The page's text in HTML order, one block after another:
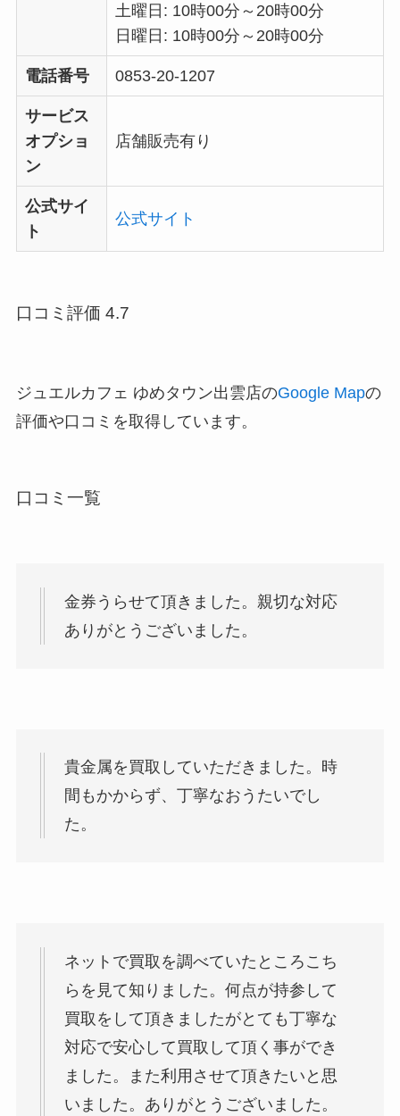
土曜日: 10時00分～20時00分
日曜日: 10時00分～20時00分
電話番号 0853-20-1207
サービス
オプショ
ン
店舗販売有り
公式サイ
ト
公式サイト
口コミ評価 4.7
ジュエルカフェ ゆめタウン出雲店のGoogle Mapの
評価や口コミを取得しています。
口コミ一覧
金券うらせて頂きました。親切な対応
ありがとうございました。
貴金属を買取していただきました。時
間もかからず、丁寧なおうたいでし
た。
ネットで買取を調べていたところこち
らを見て知りました。何点が持参して
買取をして頂きましたがとても丁寧な
対応で安心して買取して頂く事ができ
ました。また利用させて頂きたいと思
いました。ありがとうございました。